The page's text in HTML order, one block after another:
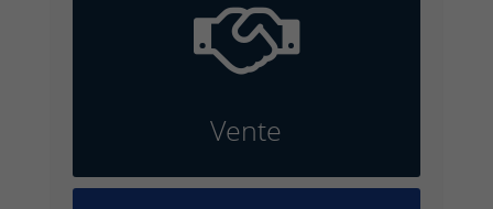

Vente